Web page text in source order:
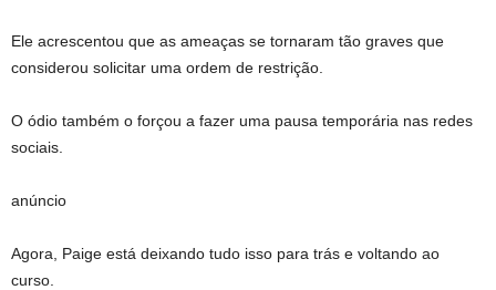
Ele acrescentou que as ameaças se tornaram tão graves que
considerou solicitar uma ordem de restrição.
O ódio também o forçou a fazer uma pausa temporária nas redes
sociais.
anúncio
Agora, Paige está deixando tudo isso para trás e voltando ao
curso.